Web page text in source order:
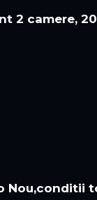
2 camere,
Nou,conditii